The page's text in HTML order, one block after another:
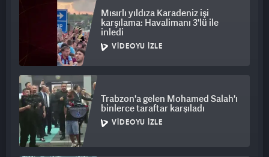
Mısırlı yıldıza Karadeniz işi
karşılama: Havalimanı 3'lü ile
inledi
VIDEOYU İZLE
Trabzon'a gelen Mohamed Salah'ı
binlerce taraftar karşıladı
VIDEOYU İZLE